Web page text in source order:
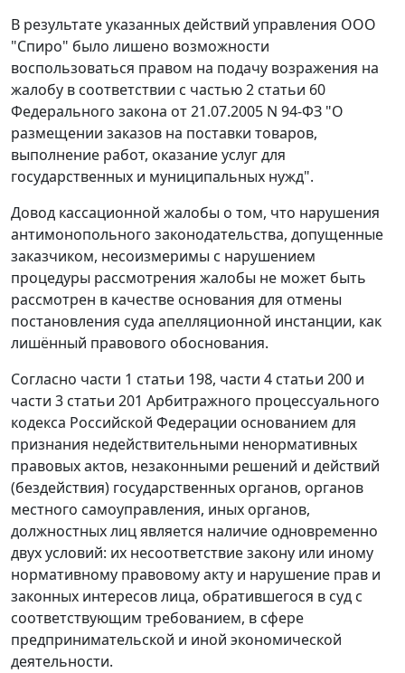
В результате указанных действий управления ООО
"Спиро" было лишено возможности
воспользоваться правом на подачу возражения на
жалобу в соответствии с частью 2 статьи 60
Федерального закона от 21.07.2005 N 94-ФЗ "О
размещении заказов на поставки товаров,
выполнение работ, оказание услуг для
государственных и муниципальных нужд".
Довод кассационной жалобы о том, что нарушения
антимонопольного законодательства, допущенные
заказчиком, несоизмеримы с нарушением
процедуры рассмотрения жалобы не может быть
рассмотрен в качестве основания для отмены
постановления суда апелляционной инстанции, как
лишённый правового обоснования.
Согласно части 1 статьи 198, части 4 статьи 200 и
части 3 статьи 201 Арбитражного процессуального
кодекса Российской Федерации основанием для
признания недействительными ненормативных
правовых актов, незаконными решений и действий
(бездействия) государственных органов, органов
местного самоуправления, иных органов,
должностных лиц является наличие одновременно
двух условий: их несоответствие закону или иному
нормативному правовому акту и нарушение прав и
законных интересов лица, обратившегося в суд с
соответствующим требованием, в сфере
предпринимательской и иной экономической
деятельности.